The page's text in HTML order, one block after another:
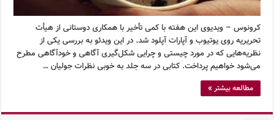
کرونوس – ویدیوی این هفته با کمی تأخیر با همکاری دوستانی از هیأت
تحریریه روی یوتیوب و آپارات آپلود شد. در این ویدئو به بررسی یکی از
نظریه‌هایی که در مورد چیستی و چرایی شکل‌گیری آگاهی و خودآگاهی مطرح
می‌شود خواهیم پرداخت. کتابی در سه جلد به خوبی نظرات جولیان …
مطالعه بیشتر »